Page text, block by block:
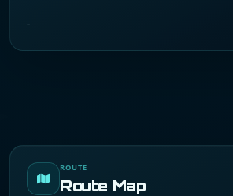
-
ROUTE
Route Map